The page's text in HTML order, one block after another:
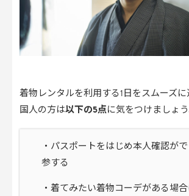
着物レンタルを利用する1日をスムーズ
国人の方は以下の5点に気をつけましょう
・パスポートをはじめ本人確認が
参する
・着てみたい着物コーデがある場